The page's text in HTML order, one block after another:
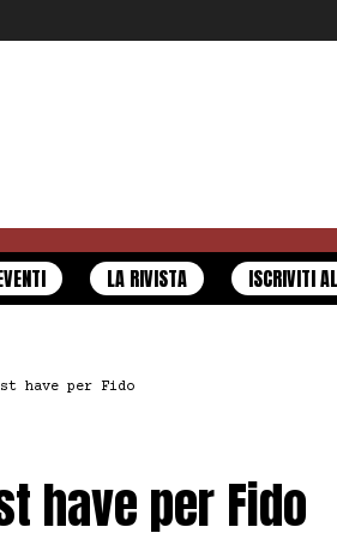
LA RIVISTA ISCRIVITI
have per Fido
have per Fido